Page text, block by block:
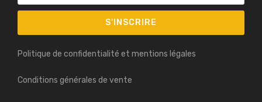
Politique de confidentialité et mentions légales
Conditions générales de vente